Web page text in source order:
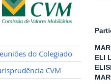
do Colegiado
CVM
ELI